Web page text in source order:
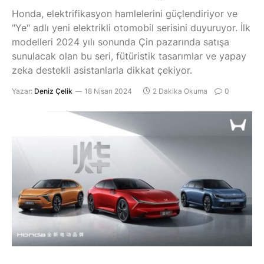
Honda, elektrifikasyon hamlelerini güçlendiriyor ve
"Ye" adlı yeni elektrikli otomobil serisini duyuruyor. İlk
modelleri 2024 yılı sonunda Çin pazarında satışa
sunulacak olan bu seri, fütüristik tasarımlar ve yapay
zeka destekli asistanlarla dikkat çekiyor.
Yazar: Deniz Çelik 18 Nisan 2024 2 Dakika Okuma 0